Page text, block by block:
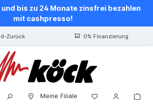
bis zu 24 Monate zinsfrei bezahlen
mit cashpresso!
Zurück 0% Finanzierung
Meine Filiale